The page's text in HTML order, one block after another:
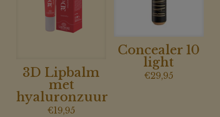
3D Lipbalm
met
hyaluronzuur
€19,95
Concealer 10
light
€29,95